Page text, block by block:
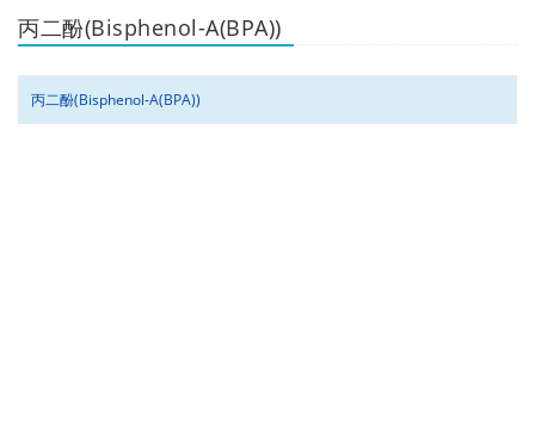
丙二酚(Bisphenol-A(BPA))
丙二酚(Bisphenol-A(BPA))